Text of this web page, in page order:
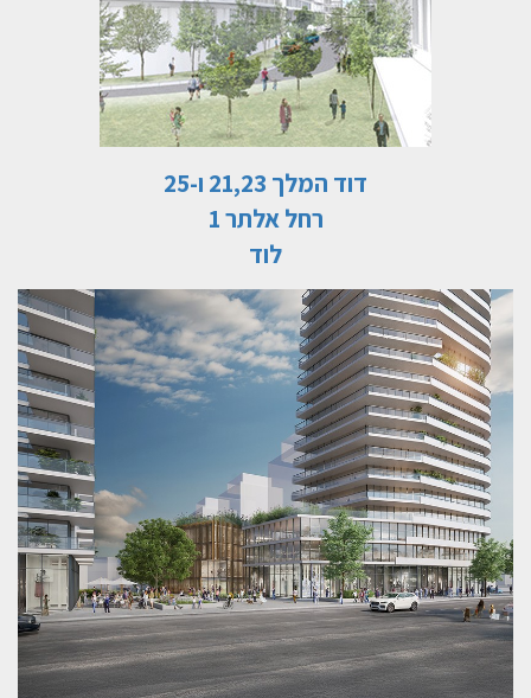
דוד המלך 21,23 ו-25
רחל אלתר 1
לוד